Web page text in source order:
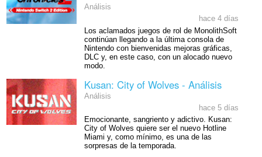
Análisis
hace 4 días
Los aclamados juegos de rol de MonolithSoft
continúan llegando a la última consola de
Nintendo con bienvenidas mejoras gráficas,
DLC y, en este caso, con un alocado nuevo
modo.
Kusan: City of Wolves - Análisis
Análisis
hace 5 días
Emocionante, sangriento y adictivo. Kusan:
City of Wolves quiere ser el nuevo Hotline
Miami y, como mínimo, es una de las
sorpresas de la temporada.